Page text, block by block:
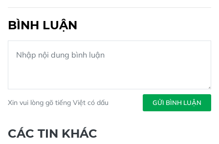
BÌNH LUẬN
Xin vui lòng gõ tiếng Việt có dấu GỬI BÌNH LUẬN
CÁC TIN KHÁC